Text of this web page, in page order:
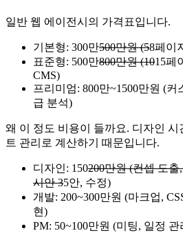
일반 웹 에이전시의 가격표입니다.
기본형: 300만500만원 (58페이
표준형: 500만800만원 (1015페
CMS)
프리미엄: 800만~1500만원 (
급 분석)
왜 이 정도 비용이 들까요. 디자인 시
트 관리로 계산하기 때문입니다.
디자인: 150200만원 (컨셉 도
시안 35안, 수정)
개발: 200~300만원 (마크업,
현)
PM: 50~100만원 (미팅, 일정